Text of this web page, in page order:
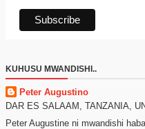
KUHUSU MWANDISHI..
Peter Augustino
DAR ES SALAAM, TANZANIA,
Peter Augustine ni mwandishi